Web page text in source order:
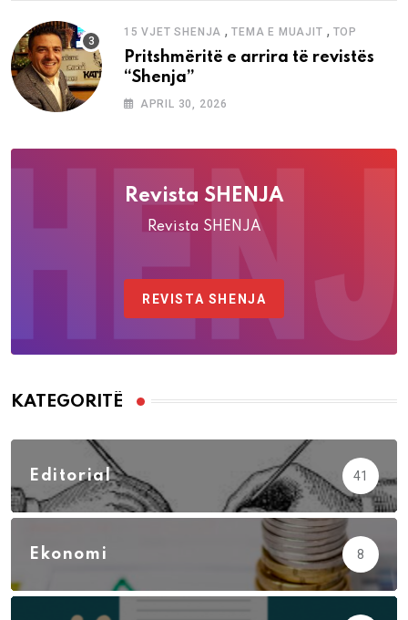
15 VJET SHENJA ,TEMA E MUAJIT , TOP
Pritshmëritë e arrira të revistës
“Shenja”
APRIL 30, 2026
Revista SHENJA
Revista SHENJA
REVISTA SHENJA
KATEGORITË
Editorial 41
Ekonomi 8